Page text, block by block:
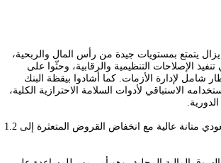
يتمتع بمستويات جيدة من رأس المال والربحية،
الإصلاحات التنظيمية والرقابية، وحثّوا على
شامل لإدارة الأزمات. كما أشادوا بيقظة البنك
الاستباقي لأدوات السلامة الاحترازية الكلية،
في نهاية العام 2024، سجل القطاع المصرفي السعودي متانة عالية مع انخفاض القروض المتعثرة إلى 1.2